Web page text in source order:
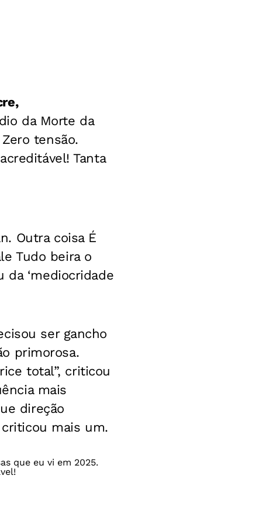
da Morte da
tensão.
Tanta
Outra coisa É
Tudo beira o
‘mediocridade
ser gancho
primorosa.
total”, criticou
mais
direção
mais um.
que eu vi em 2025.